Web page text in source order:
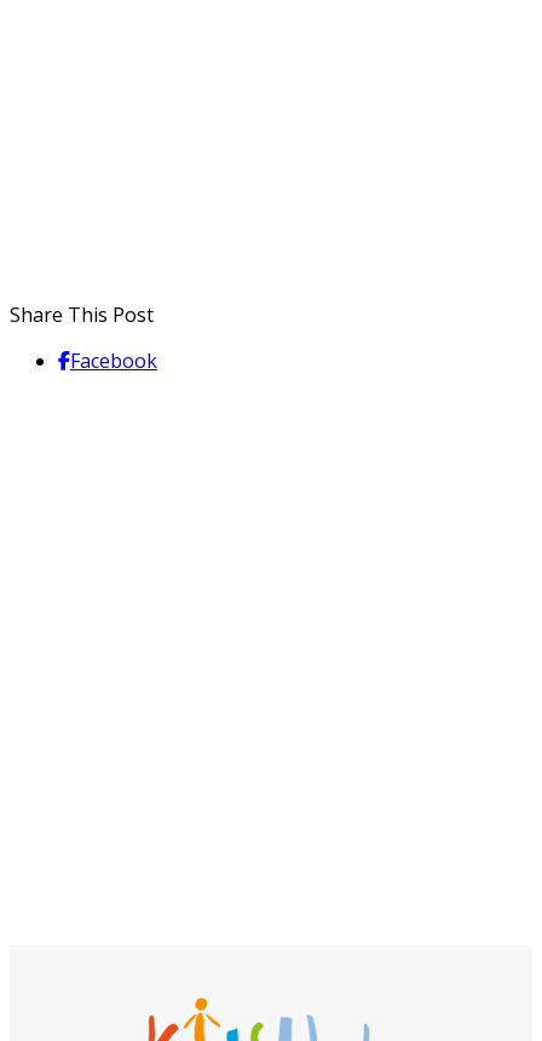
Share This Post
Facebook